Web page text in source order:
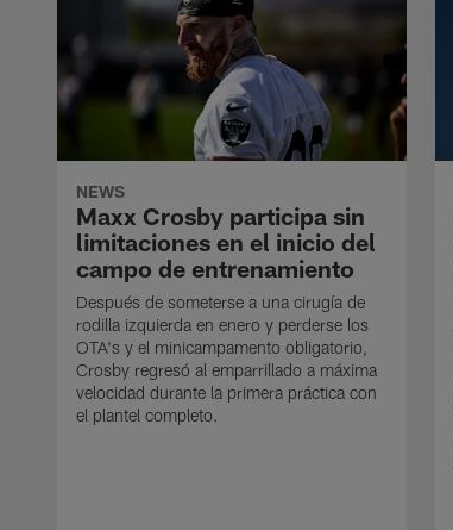
NEWS
Maxx Crosby participa sin
limitaciones en el inicio del
campo de entrenamiento
Después de someterse a una cirugía de
rodilla izquierda en enero y perderse los
OTA's y el minicampamento obligatorio,
Crosby regresó al emparrillado a máxima
velocidad durante la primera práctica con
el plantel completo.